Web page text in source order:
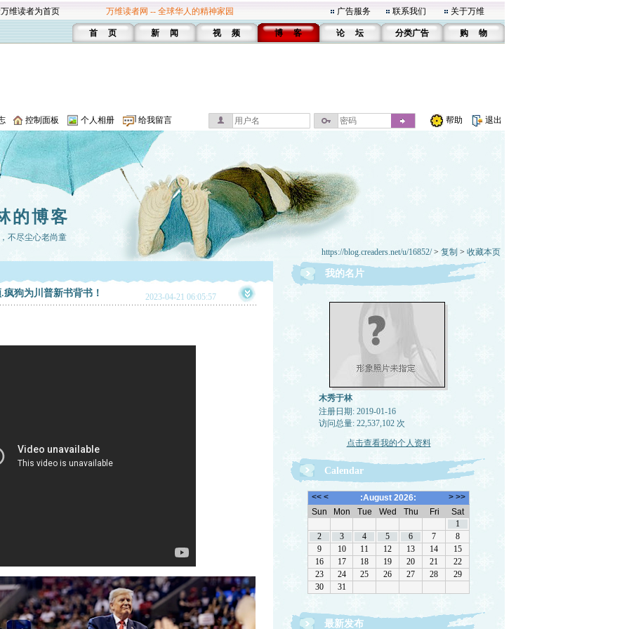
维读者为首页 万维读者网 -- 全球华人的精神家园 广告服务 联系我们 关于万维
首 页 新 闻 视 频 博 客 论 坛 分类广告 购 物
控制面板 个人相册 给我留言 帮助 退出
的博客
不尽尘心老尚童
https://blog.creaders.net/u/16852/> 复制 > 收藏本页
狗为川普新书背书！ 2023-04-21 06:05:57
我的名片
木秀于林
注册日期: 2019-01-16
访问总量: 22,537,102 次
点击查看我的个人资料
Calendar
最新发布